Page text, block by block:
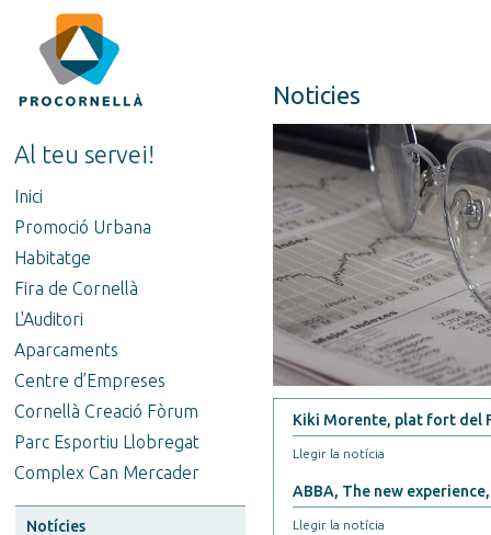
Al teu servei!
Inici
Promoció Urbana
Habitatge
Fira de Cornellà
L'Auditori
Aparcaments
Centre d’Empreses
Cornellà Creació Fòrum
Parc Esportiu Llobregat
Complex Can Mercader
Notícies
Noticies
Kiki Morente, plat fort del
Llegir la notícia
ABBA, The new
Llegir la notícia